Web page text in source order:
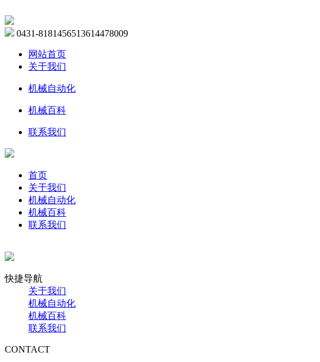
0431-8181456513614478009
网站首页
关于我们
机械自动化
机械百科
联系我们
首页
关于我们
机械自动化
机械百科
联系我们
快捷导航
关于我们
机械自动化
机械百科
联系我们
CONTACT